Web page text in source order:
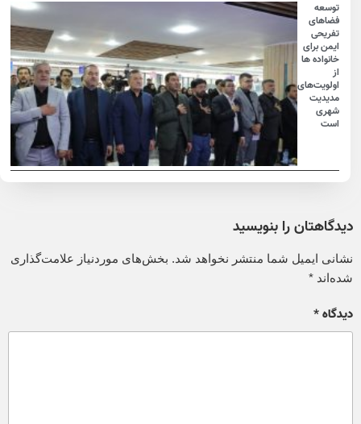
توسعه
فضاهای
تفریحی
ایمن برای
خانواده ها
اولویت‌های
مدیدیت
شهری
است
دیدگاهتان را بنویسید
نشانی ایمیل شما منتشر نخواهد شد. بخش‌های موردنیاز علامت‌گذاری
شده‌اند*
دیدگاه*